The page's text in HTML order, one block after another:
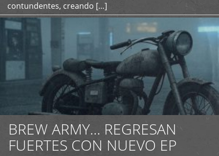
contundentes, creando […]
BREW ARMY… REGRESAN
FUERTES CON NUEVO EP